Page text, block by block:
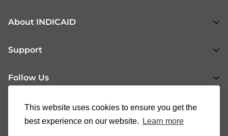
This website uses cookies to ensure you get the
best experience on our website.
Learn more
Urogenital Health
General Health
Fertility Health
Shopping Flow
Return & Refund
About INDICAID
About Us
INDICAID Blog
Contact Us
Support
37008888
90146321
Follow Us